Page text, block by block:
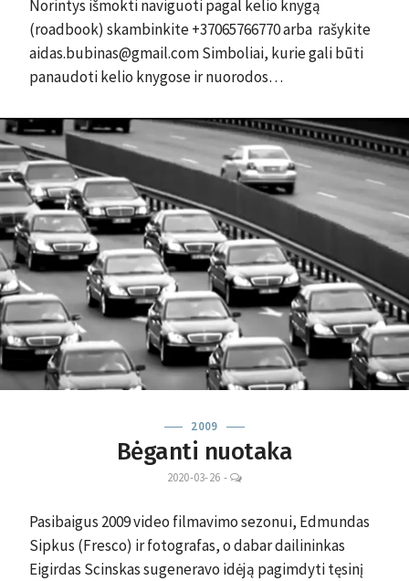
Norintys išmokti naviguoti pagal kelio knygą
(roadbook) skambinkite +37065766770 arba rašykite
aidas.bubinas@gmail.com Simboliai, kurie gali būti
panaudoti kelio knygose ir nuorodos…
2009
Bėganti nuotaka
2020-03-26 -
LEAVE
Pasibaigus 2009 video filmavimo sezonui, Edmundas
Sipkus (Fresco) ir fotografas, o dabar dailininkas
Eigirdas Scinskas sugeneravo idėją pagimdyti tęsinį